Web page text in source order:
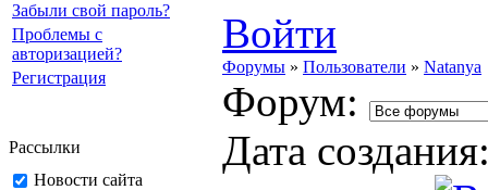
Забыли свой пароль?
Проблемы с
авторизацией?
Регистрация
Рассылки
Новости сайта
Войти
Форумы » Пользователи » Natanya
Форум:
Дата